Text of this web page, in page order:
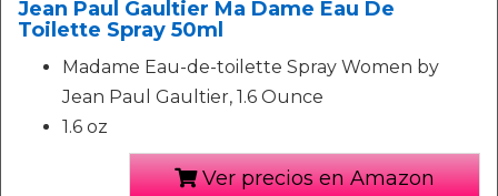
Jean Paul Gaultier Ma Dame Eau De
Toilette Spray 50ml
Madame Eau-de-toilette Spray Women by
Jean Paul Gaultier, 1.6 Ounce
1.6 oz
Ver precios en Amazon